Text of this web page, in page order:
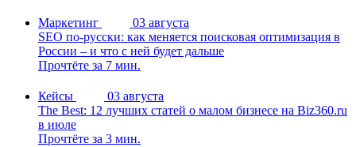
Маркетинг
03 августа
SEO по-русски: как меняется поисковая оптимизация в
России – и что с ней будет дальше
Прочтёте за 7 мин.
Кейсы
03 августа
The Best: 12 лучших статей о малом бизнесе на Biz360.ru
в июле
Прочтёте за 3 мин.